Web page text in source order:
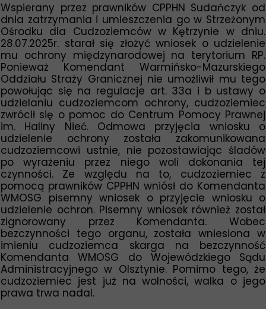
Wspierany przez prawników CPPHN Sudańczyk od
dnia zatrzymania i umieszczenia go w Strzeżonym
Ośrodku dla Cudzoziemców w Kętrzynie w dniu.
28.07.2025r. starał się złożyć wniosek o udzielenie
mu ochrony międzynarodowej na terytorium RP.
Ponieważ Komendant Warmińsko-Mazurskiego
Oddziału Straży Granicznej nie umożliwił mu tego
powołując się na regulacje art. 33a i b ustawy o
udzielaniu cudzoziemcom ochrony, cudzoziemiec
zwrócił się o pomoc do Centrum Pomocy Prawnej
im. Haliny Nieć. Odmowa przyjęcia wniosku o
udzielenie ochrony została zakomunikowana
cudzoziemcowi ustnie, nie pozostawiając śladów
po wyrażeniu przez niego woli dokonania tej
czynności. Ze względu na to, cudzoziemiec z
pomocą prawników CPPHN wniósł do Komendanta
WMOSG pisemny wniosek o przyjęcie wniosku o
udzielenie ochron. Pisemny wniosek również został
zignorowany przez Komendanta. Wobec
bezczynności tego organu, została wniesiona w
imieniu cudzoziemca skarga na bezczynność
Komendanta WMOSG do Wojewódzkiego Sądu
Administracyjnego w Olsztynie. Pomimo tego, że
cudzoziemiec jest już na wolności, walka o jego
prawa trwa nadal.